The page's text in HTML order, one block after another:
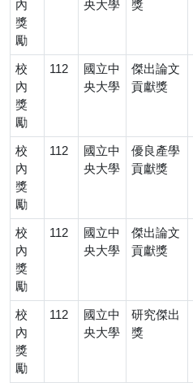
內
獎
勵
央大學
獎
校
內
獎
勵
112
國立中
央大學
傑出論文
貢獻獎
校
內
獎
勵
112
國立中
央大學
優良產學
貢獻獎
校
內
獎
勵
112
國立中
央大學
傑出論文
貢獻獎
校
內
獎
勵
112
國立中
央大學
研究傑出
獎